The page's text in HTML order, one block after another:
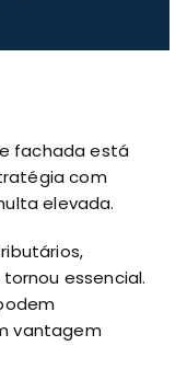
fachada está
com
elevada.
essencial.
vantagem